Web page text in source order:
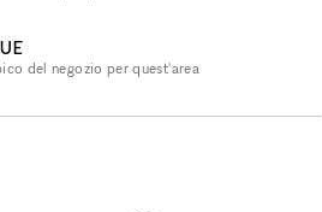
del negozio per quest'area